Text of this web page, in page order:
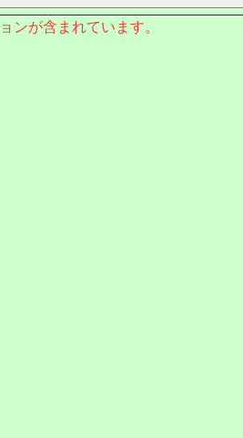
ンが含まれています。